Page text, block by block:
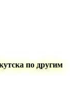
по другим